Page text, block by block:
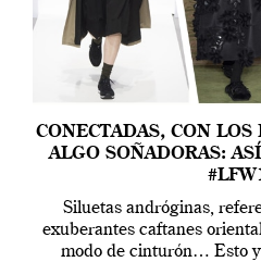
CONECTADAS, CON
ALGO SOÑADORAS:
Siluetas andróginas,
exuberantes caftanes
modo de cinturón… Esto